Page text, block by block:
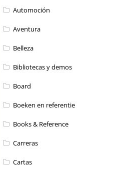
Automoción
Aventura
Belleza
Bibliotecas y demos
Board
Boeken en referentie
Books & Reference
Carreras
Cartas